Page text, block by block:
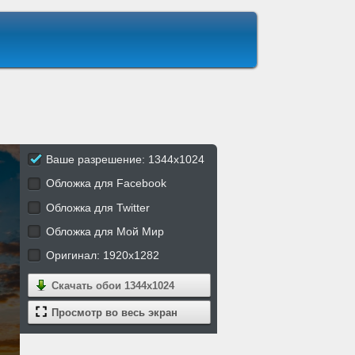
Ваше разрешение: 1344x1024
Обложка для Facebook
Обложка для Twitter
Обложка для Мой Мир
Оригинал: 1920x1282
Скачать обои 1344x1024
Просмотр во весь экран